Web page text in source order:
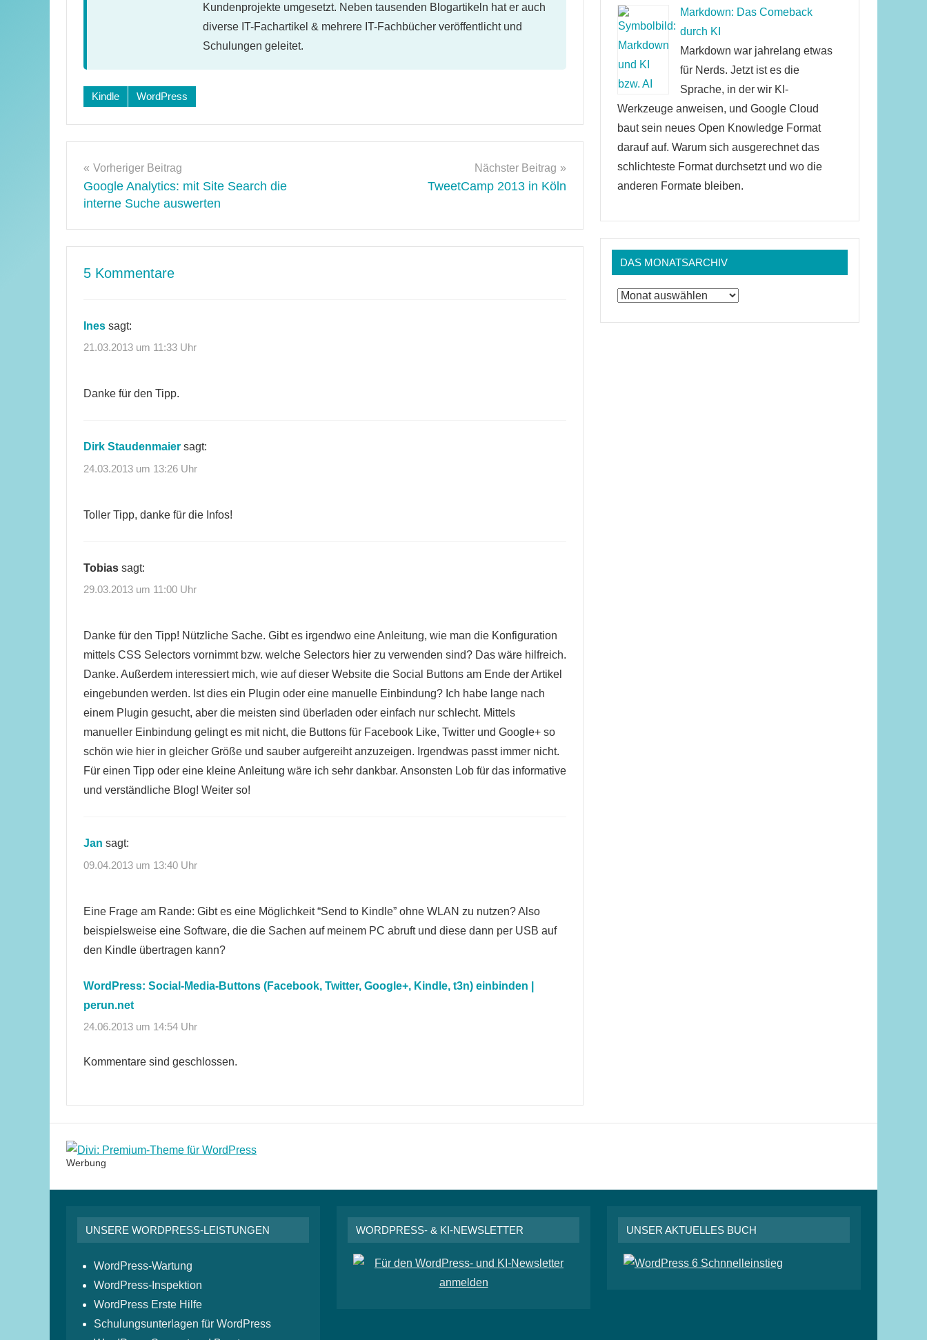
Kundenprojekte umgesetzt. Neben tausenden Blogartikeln hat er auch
diverse IT-Fachartikel & mehrere IT-Fachbücher veröffentlicht und
Schulungen geleitet.
Schlagwörter:
Kindle WordPress
Beitragsnavigation
Vorheriger Beitrag
Google Analytics: mit Site Search die
interne Suche auswerten
Nächster Beitrag
TweetCamp 2013 in Köln
5 Kommentare
Ines sagt:
21.03.2013 um 11:33 Uhr
Danke für den Tipp.
Dirk Staudenmaier sagt:
24.03.2013 um 13:26 Uhr
Toller Tipp, danke für die Infos!
Tobias sagt:
29.03.2013 um 11:00 Uhr
Danke für den Tipp! Nützliche Sache. Gibt es irgendwo eine Anleitung, wie man die Konfiguration
mittels CSS Selectors vornimmt bzw. welche Selectors hier zu verwenden sind? Das wäre hilfreich.
Danke. Außerdem interessiert mich, wie auf dieser Website die Social Buttons am Ende der Artikel
eingebunden werden. Ist dies ein Plugin oder eine manuelle Einbindung? Ich habe lange nach
einem Plugin gesucht, aber die meisten sind überladen oder einfach nur schlecht. Mittels
manueller Einbindung gelingt es mit nicht, die Buttons für Facebook Like, Twitter und Google+ so
schön wie hier in gleicher Größe und sauber aufgereiht anzuzeigen. Irgendwas passt immer nicht.
Für einen Tipp oder eine kleine Anleitung wäre ich sehr dankbar. Ansonsten Lob für das informative
und verständliche Blog! Weiter so!
Jan sagt:
09.04.2013 um 13:40 Uhr
Eine Frage am Rande: Gibt es eine Möglichkeit “Send to Kindle” ohne WLAN zu nutzen? Also
beispielsweise eine Software, die die Sachen auf meinem PC abruft und diese dann per USB auf
den Kindle übertragen kann?
WordPress: Social-Media-Buttons (Facebook, Twitter, Google+, Kindle, t3n) einbinden |
perun.net
24.06.2013 um 14:54 Uhr
Kommentare sind geschlossen.
Markdown: Das Comeback
durch KI
Markdown war jahrelang etwas
für Nerds. Jetzt ist es die
Sprache, in der wir KI-
Werkzeuge anweisen, und Google Cloud
baut sein neues Open Knowledge Format
darauf auf. Warum sich ausgerechnet das
schlichteste Format durchsetzt und wo die
anderen Formate bleiben.
DAS MONATSARCHIV
Das
Werbung
UNSERE WORDPRESS-LEISTUNGEN
WordPress-Wartung
WordPress-Inspektion
WordPress Erste Hilfe
Schulungsunterlagen für WordPress
WORDPRESS- & KI-NEWSLETTER UNSER AKTUELLES BUCH